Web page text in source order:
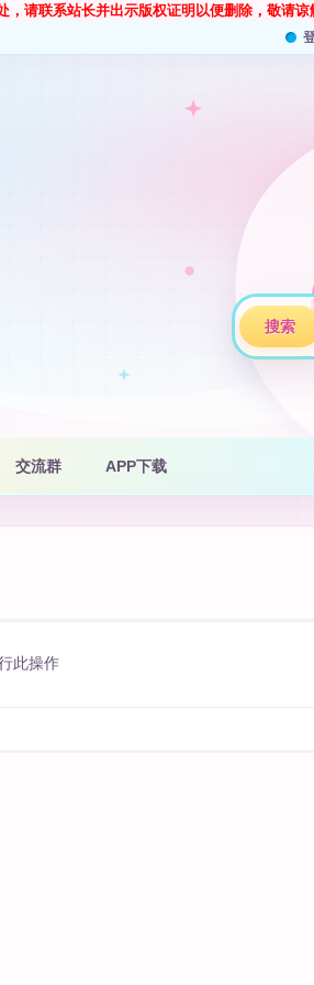
请联系站长并出示版权证明以便删除，敬请谅
搜索
交流群 APP下载
此操作